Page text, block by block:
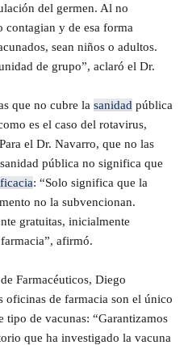
del germen. Al no
contagian y de esa forma
sean niños o adultos.
de grupo”, aclaró el Dr.
que no cubre la sanidad pública
es el caso del rotavirus,
el Dr. Navarro, que no las
pública no significa que
: “Solo significa que la
no la subvencionan.
gratuitas, inicialmente
afirmó.
Farmacéuticos, Diego
oficinas de farmacia son el único
tipo de vacunas: “Garantizamos
que ha investigado la vacuna